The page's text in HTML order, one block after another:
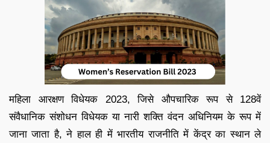
महिला आरक्षण विधेयक 2023, जिसे औपचारिक रूप से 128वें
संवैधानिक संशोधन विधेयक या नारी शक्ति वंदन अधिनियम के रूप में
जाना जाता है, ने हाल ही में भारतीय राजनीति में केंद्र का स्थान ले